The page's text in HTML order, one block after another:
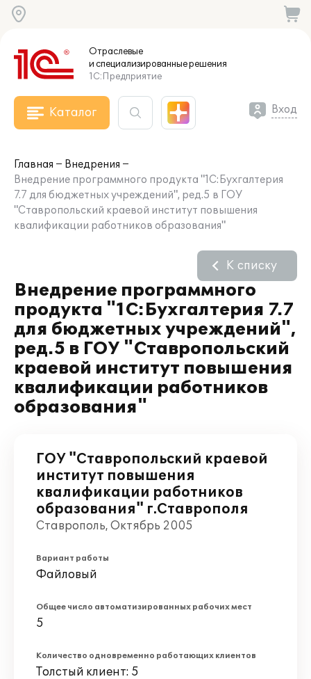
Отраслевые
и специализированныерешения
1С:Предприятие
Каталог Вход
Главная
Внедрения
Внедрение программного продукта "1С:Бухгалтерия
7.7 для бюджетных учреждений", ред.5 в ГОУ
"Ставропольский краевой институт повышения
квалификации работников образования"
Внедрение программного
продукта "1С:Бухгалтерия 7.7
для бюджетных учреждений",
ред.5 в ГОУ "Ставропольский
краевой институт повышения
квалификации работников
образования"
К списку
ГОУ "Ставропольский краевой
институт повышения
квалификации работников
образования" г.Ставрополя
Ставрополь, Октябрь 2005
Вариант работы
Файловый
Общее число автоматизированных рабочих мест
5
Количество одновременно работающих клиентов
Толстый клиент: 5